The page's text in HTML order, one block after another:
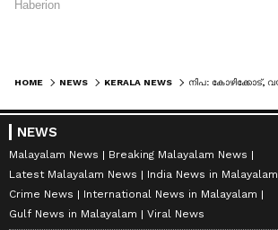
HOME NEWS KERALA NEWS
NEWS
Malayalam News
Breaking Malayalam News
Latest Malayalam News
India News in Malayalam
Crime News
International News in Malayalam
Gulf News in Malayalam
Viral News